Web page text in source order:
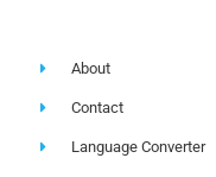
About
Contact
Language Converter